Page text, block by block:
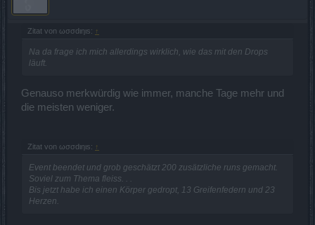
Zitat von ωσσdιηιѕ: ↑
Na da frage ich mich allerdings wirklich, wie das mit den Drops
läuft.
Genauso merkwürdig wie immer, manche Tage mehr und
die meisten weniger.
Zitat von ωσσdιηιѕ: ↑
Event beendet und grob geschätzt 200 zusätzliche runs gemacht.
Soviel zum Thema fleiss. . .
Bis jetzt habe ich einen Körper gedropt, 13 Greifenfedern und 23
Herzen.